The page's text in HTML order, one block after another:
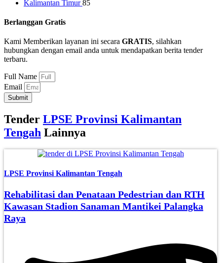
Kalimantan Timur85
Berlanggan Gratis
Kami Memberikan layanan ini secara GRATIS, silahkan
hubungkan dengan email anda untuk mendapatkan berita tender
terbaru.
Full Name
Email
Submit
Tender LPSE Provinsi Kalimantan
Tengah Lainnya
LPSE Provinsi Kalimantan Tengah
Rehabilitasi dan Penataan Pedestrian dan RTH
Kawasan Stadion Sanaman Mantikei Palangka
Raya